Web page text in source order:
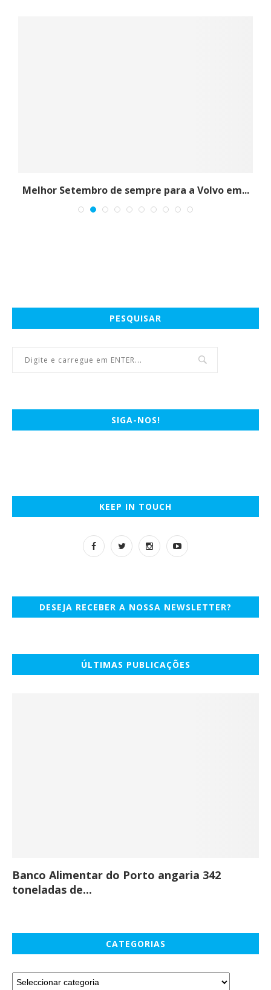
Melhor Setembro de sempre para a Volvo em...
PESQUISAR
SIGA-NOS!
KEEP IN TOUCH
DESEJA RECEBER A NOSSA NEWSLETTER?
ÚLTIMAS PUBLICAÇÕES
Banco Alimentar do Porto angaria 342
toneladas de...
CATEGORIAS